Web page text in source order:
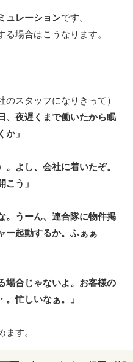
ュレーションです。
る場合はこうなります。
のスタッフになりきって）
、夜遅くまで働いたから眠
」
。よし、会社に着いたぞ。
こう」
。うーん、連合隊に物件掲
ー起動するか。ふぁぁ
場合じゃないよ。お客様の
忙しいなぁ。」
す。